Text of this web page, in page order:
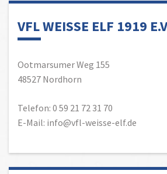
VFL WEISSE ELF 1919 E.V.
Ootmarsumer Weg 155
48527 Nordhorn
Telefon: 0 59 21 72 31 70
E-Mail: info@vfl-weisse-elf.de